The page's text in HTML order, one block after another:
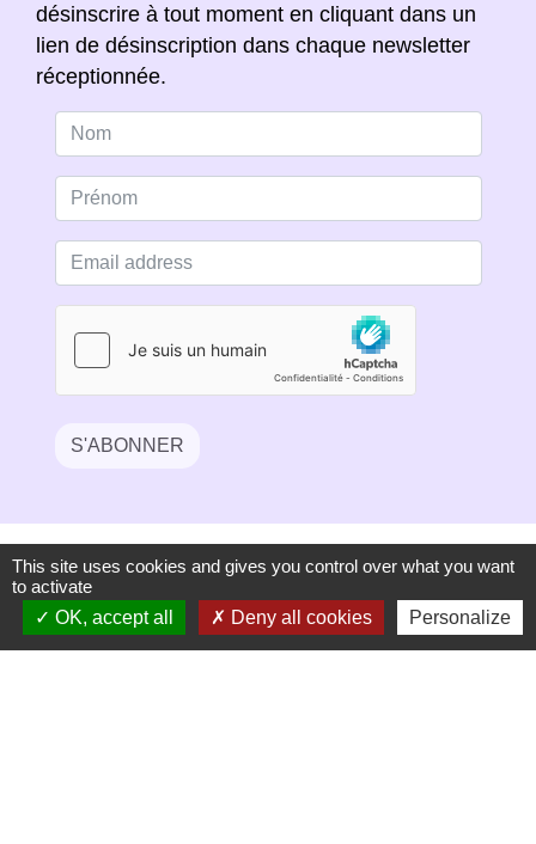
désinscrire à tout moment en cliquant dans un
lien de désinscription dans chaque newsletter
réceptionnée.
S'ABONNER
This site uses cookies and gives you control over what you want
to activate
OK, accept all
Deny all cookies Personalize